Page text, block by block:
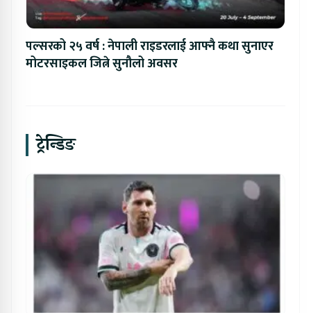
पल्सरको २५ वर्ष : नेपाली राइडरलाई आफ्नै कथा सुनाएर
मोटरसाइकल जित्ने सुनौलो अवसर
ट्रेन्डिङ